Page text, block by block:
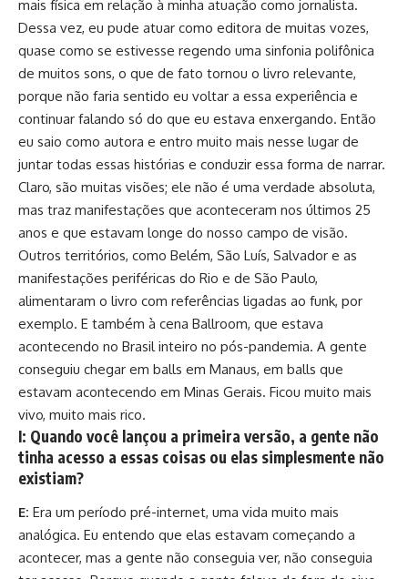
mais física em relação à minha atuação como jornalista.
Dessa vez, eu pude atuar como editora de muitas vozes,
quase como se estivesse regendo uma sinfonia polifônica
de muitos sons, o que de fato tornou o livro relevante,
porque não faria sentido eu voltar a essa experiência e
continuar falando só do que eu estava enxergando. Então
eu saio como autora e entro muito mais nesse lugar de
juntar todas essas histórias e conduzir essa forma de narrar.
Claro, são muitas visões; ele não é uma verdade absoluta,
mas traz manifestações que aconteceram nos últimos 25
anos e que estavam longe do nosso campo de visão.
Outros territórios, como Belém, São Luís, Salvador e as
manifestações periféricas do Rio e de São Paulo,
alimentaram o livro com referências ligadas ao funk, por
exemplo. E também à cena Ballroom, que estava
acontecendo no Brasil inteiro no pós-pandemia. A gente
conseguiu chegar em balls em Manaus, em balls que
estavam acontecendo em Minas Gerais. Ficou muito mais
vivo, muito mais rico.
I: Quando você lançou a primeira versão, a gente não
tinha acesso a essas coisas ou elas simplesmente não
existiam?
E: Era um período pré-internet, uma vida muito mais
analógica. Eu entendo que elas estavam começando a
acontecer, mas a gente não conseguia ver, não conseguia